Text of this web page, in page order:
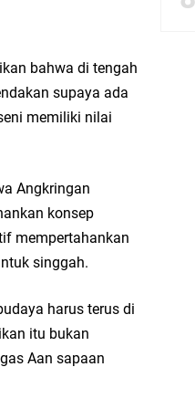
Qurban dari Bupati & Kepala
Kurban untuk Ratusan Warga
dari Keluarga Besar dr. Titin Ekowati
bahwa di tengah
supaya ada
memiliki nilai
Angkringan
konsep
mempertahankan
singgah.
harus terus di
itu bukan
Aan sapaan